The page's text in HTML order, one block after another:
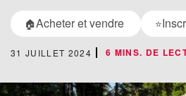
🏠Acheter et vendre ⭐
31 JUILLET 2024 6 MINS. DE